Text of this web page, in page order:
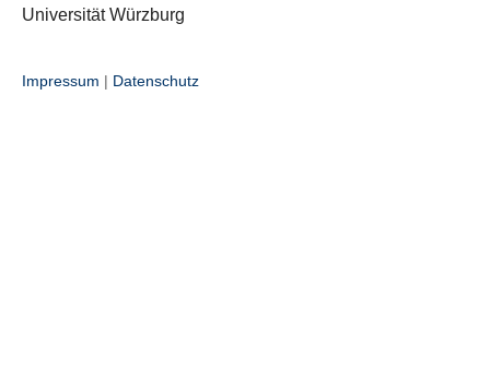
Universität Würzburg
Impressum | Datenschutz